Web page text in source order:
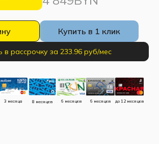
Купить в 1 клик
в рассрочку за 233.96 руб/мес
3 месяца 8 месяцев 6 месяцев 6 месяцев до 12 месяцев